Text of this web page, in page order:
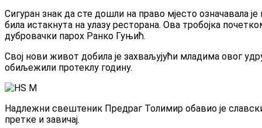
Сигуран знак да сте дошли на право мјесто означавала
била истакнута на улазу ресторана. Ова тробојка
дубровачки парох Ранко Гуњић.
Свој нови живот добила је захваљујући младима овог
обиљежили протеклу годину.
Надлежни свештеник Предраг Толимир обавио је
претке и завичај.